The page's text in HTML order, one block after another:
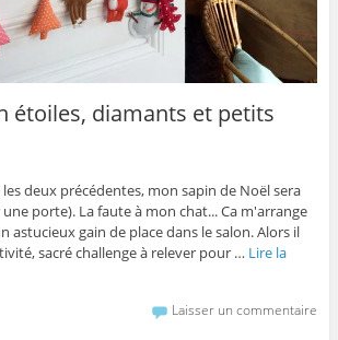
étoiles, diamants et petits
deux précédentes, mon sapin de Noël sera
porte). La faute à mon chat... Ca m'arrange
astucieux gain de place dans le salon. Alors il
sacré challenge à relever pour … Lire la
Laisser un commentaire